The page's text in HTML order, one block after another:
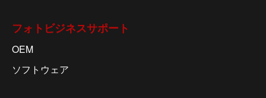
フォトビジネスサポート
OEM
ソフトウェア